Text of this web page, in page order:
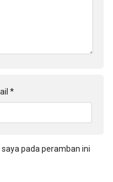
*
pada peramban ini